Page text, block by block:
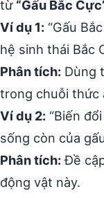
từ “Gấu Bắc
Ví dụ 1: “Gấu
hệ sinh thái Bắc
Phân tích: Dùng
trong chuỗi thức
Ví dụ 2: “Biến
sống còn của
Phân tích:Đề
động vật này.